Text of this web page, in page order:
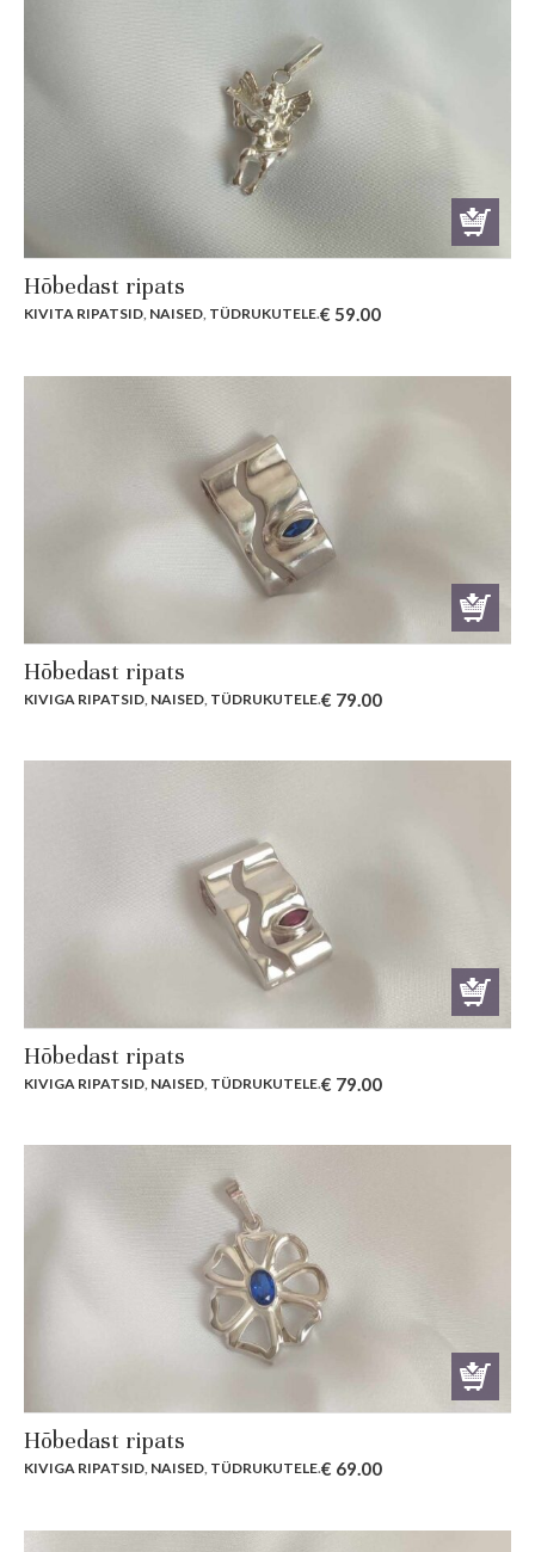
Hõbedast ripats
KIVITA RIPATSID, NAISED, TÜDRUKUTELE.€ 59.00
Hõbedast ripats
KIVIGA RIPATSID NAISED TÜDRUKUTELE.€ 79.00
Hõbedast ripats
KIVIGA RIPATSID NAISED TÜDRUKUTELE.€ 79.00
Hõbedast ripats
KIVIGA RIPATSID, NAISED, TÜDRUKUTELE.€ 69.00